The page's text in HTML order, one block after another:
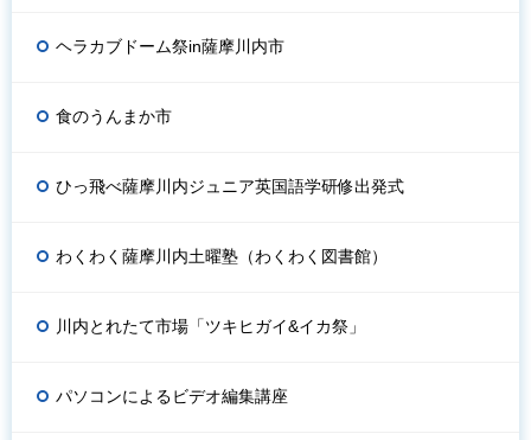
ヘラカブドーム祭in薩摩川内市
食のうんまか市
ひっ飛べ薩摩川内ジュニア英国語学研修出発式
わくわく薩摩川内土曜塾（わくわく図書館）
川内とれたて市場「ツキヒガイ&イカ祭」
パソコンによるビデオ編集講座